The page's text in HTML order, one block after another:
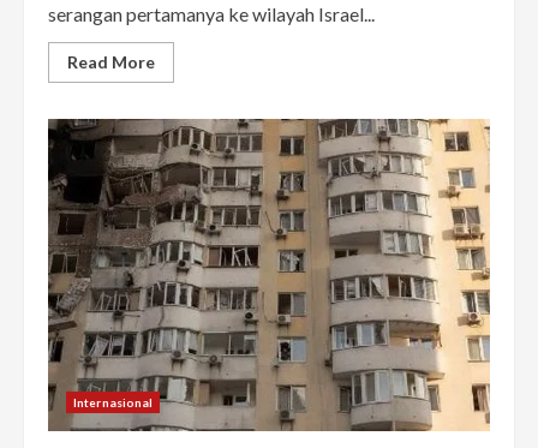
serangan pertamanya ke wilayah Israel...
Read MoreRead
more
Gunakan
Rudal
Balistik
Sejjil
untuk
Pertama
Kali
Serang
Israel,
Ketegangan
Meningkat
Internasional